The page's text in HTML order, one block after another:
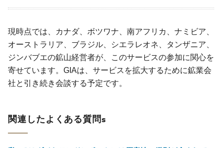
現時点では、カナダ、ボツワナ、南アフリカ、ナミビア、
オーストラリア、ブラジル、シエラレオネ、タンザニア、
ジンバブエの鉱山経営者が、このサービスの参加に関心を
寄せています。GIAは、サービスを拡大するために鉱業会
社と引き続き会談する予定です。
関連したよくある質問s